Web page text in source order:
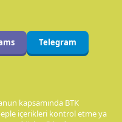
Telegram
kapsamında BTK
içerikleri kontrol etme ya